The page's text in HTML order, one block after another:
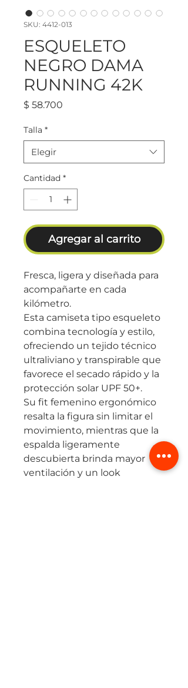
SKU: 4412-013
ESQUELETO
NEGRO DAMA
RUNNING 42K
$ 58.700
Talla *
Elegir
Cantidad *
Agregar al carrito
Fresca, ligera y diseñada para
acompañarte en cada
kilómetro.
Esta camiseta tipo esqueleto
combina tecnología y estilo,
ofreciendo un tejido técnico
ultraliviano y transpirable que
favorece el secado rápido y la
protección solar UPF 50+.
Su fit femenino ergonómico
resalta la figura sin limitar el
movimiento, mientras que la
espalda ligeramente
descubierta brinda mayor
ventilación y un look